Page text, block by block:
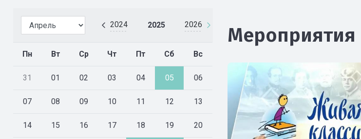
2024 2025 2026
Пн Вт Ср Чт Пт Сб Вс
31 01 02 03 04 05 06
07 08 09 10 11 12 13
14 15 16 17 18 19 20
Мероприятия